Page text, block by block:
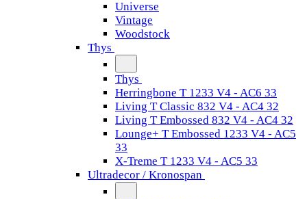
Universe
Vintage
Woodstock
Thys
Thys
Herringbone T 1233 V4 - AC6 33
Living T Classic 832 V4 - AC4 32
Living T Embossed 832 V4 - AC4 32
Lounge+ T Embossed 1233 V4 - AC5
33
X-Treme T 1233 V4 - AC5 33
Ultradecor / Kronospan